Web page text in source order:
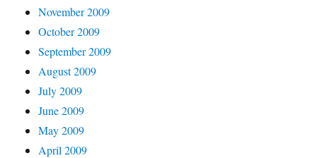
November 2009
October 2009
September 2009
August 2009
July 2009
June 2009
May 2009
April 2009